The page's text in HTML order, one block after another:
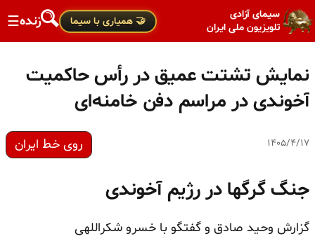
سیمای آزادی
تلویزیون ملی ایران
🤝 همیاری با سیما زنده☰
نمایش تشتت عمیق در رأس حاکمیت
آخوندی در مراسم دفن خامنه‌ای
۱۴۰۵/۴/۱۷ روی خط ایران
جنگ گرگها در رژیم آخوندی
گزارش وحید صادق و گفتگو با خسرو شکراللهی